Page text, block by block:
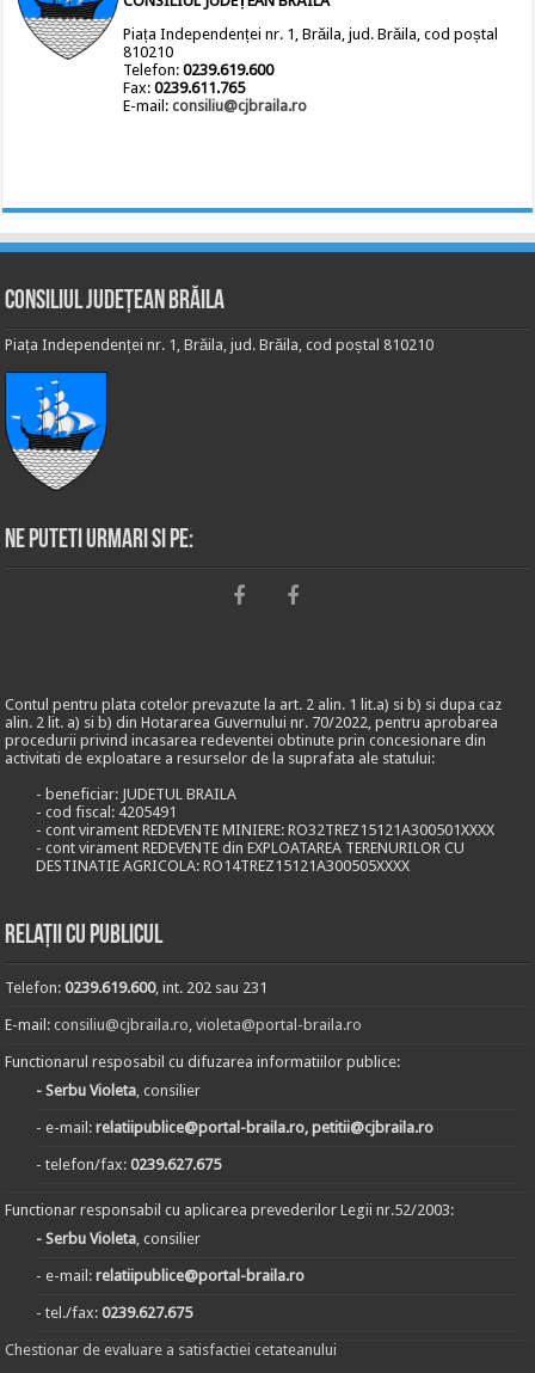
Piața Independenței nr. 1, Brăila, jud. Brăila, cod poștal
810210
Telefon:0239.619.600
Fax:0239.611.765
E-mail:consiliu@cjbraila.ro
Consiliul Județean Brăila
Piața Independenței nr. 1, Brăila, jud. Brăila, cod poștal 810210
Ne puteti urmari si pe:
Contul pentru plata cotelor prevazute la art. 2 alin. 1 lit.a) si b) si dupa caz
alin. 2 lit. a) si b) din Hotararea Guvernului nr. 70/2022, pentru aprobarea
procedurii privind incasarea redeventei obtinute prin concesionare din
activitati de exploatare a resurselor de la suprafata ale statului:
- beneficiar: JUDETUL BRAILA
- cod fiscal: 4205491
- cont virament REDEVENTE MINIERE: RO32TREZ15121A300501XXXX
- cont virament REDEVENTE din EXPLOATAREA TERENURILOR CU
DESTINATIE AGRICOLA: RO14TREZ15121A300505XXXX
Relații cu publicul
Telefon:0239.619.600, int. 202 sau 231
E-mail:consiliu@cjbraila.ro,violeta@portal-braila.ro
Functionarul resposabil cu difuzarea informatiilor publice:
- Serbu Violeta, consilier
- e-mail:relatiipublice@portal-braila.ro, petitii@cjbraila.ro
- telefon/fax:0239.627.675
Functionar responsabil cu aplicarea prevederilor Legii nr.52/2003:
- Serbu Violeta, consilier
- e-mail:relatiipublice@portal-braila.ro
- tel./fax:0239.627.675
Chestionar de evaluare a satisfactiei cetateanului